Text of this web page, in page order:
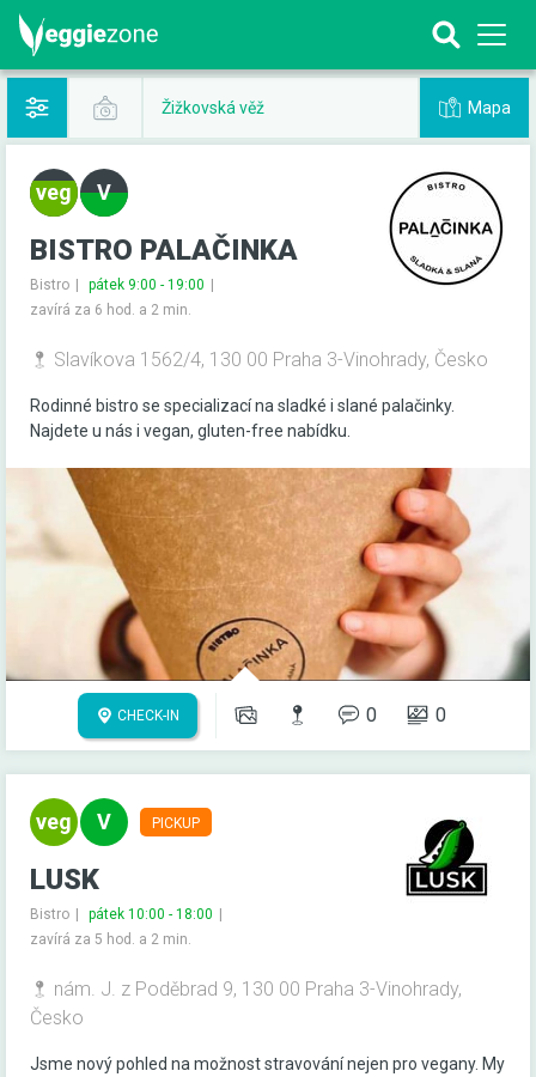
Žižkovská věž Mapa
BISTRO PALAČINKA
Bistro
pátek 9:00 - 19:00
zavírá za 6 hod. a 2 min.
Slavíkova 1562/4, 130 00 Praha 3-Vinohrady, Česko
Rodinné bistro se specializací na sladké i slané palačinky.
Najdete u nás i vegan, gluten-free nabídku.
CHECK-IN 0 0
PICKUP
LUSK
Bistro
pátek 10:00 - 18:00
zavírá za 5 hod. a 2 min.
nám. J. z Poděbrad 9, 130 00 Praha 3-Vinohrady,
Česko
Jsme nový pohled na možnost stravování nejen pro vegany. My